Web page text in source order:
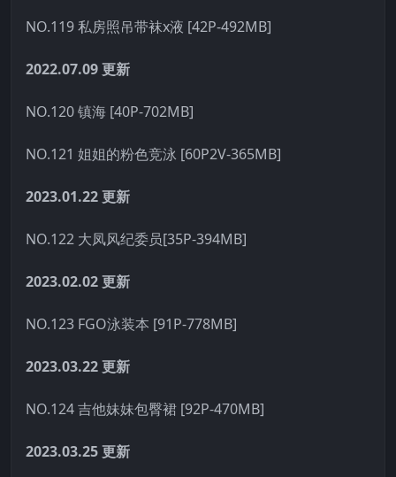
NO.119 私房照吊带袜x液 [42P-492MB]
2022.07.09更新
NO.120 镇海 [40P-702MB]
NO.121 姐姐的粉色竞泳 [60P2V-365MB]
2023.01.22更新
NO.122 大凤风纪委员[35P-394MB]
2023.02.02更新
NO.123 FGO泳装本 [91P-778MB]
2023.03.22更新
NO.124 吉他妹妹包臀裙 [92P-470MB]
2023.03.25更新